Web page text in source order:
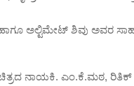
ಅಲ್ಟಿಮೇಟ್ ಶಿವು ಅವರ
ನಾಯಕಿ. ಎಂ.ಕೆ.ಮಠ, ರಿತಿಕ್